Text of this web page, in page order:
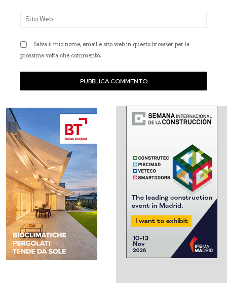
Salva il mio nome, email e sito web in questo browser per la
prossima volta che commento.